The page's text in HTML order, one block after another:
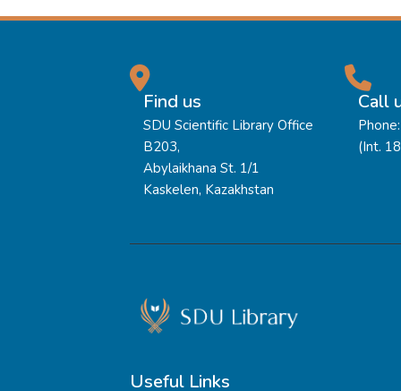
Find us
SDU Scientific Library Office
B203,
Abylaikhana St. 1/1
Kaskelen, Kazakhstan
Call
(Int.
Useful Links